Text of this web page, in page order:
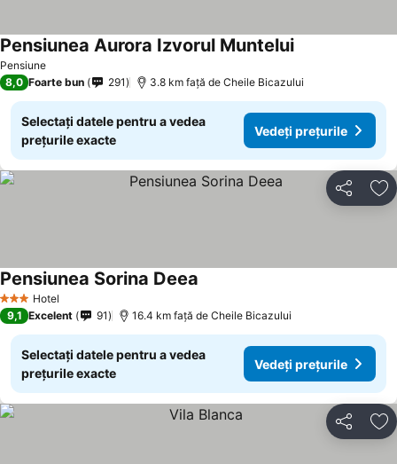
Pensiune
Pensiunea Aurora Izvorul MunteluiVedeți prețurile
8,0 Foarte bun 291 3.8 km faţă de Cheile Bicazului
Selectați datele pentru a vedea
prețurile exacte
Vedeți prețurile
Distribuiți
3 SteleHotel
Pensiunea Sorina Deea
9,1 Excelent 91 16.4 km faţă de Cheile Bicazului
Selectați datele pentru a vedea
prețurile exacte
Vedeți prețurile
Distribuiți